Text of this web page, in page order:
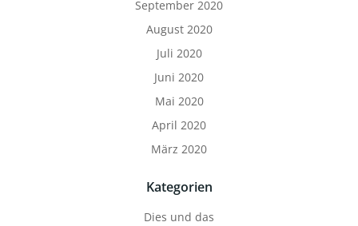
September 2020
August 2020
Juli 2020
Juni 2020
Mai 2020
April 2020
März 2020
Kategorien
Dies und das